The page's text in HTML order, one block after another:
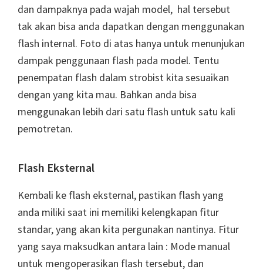
dan dampaknya pada wajah model, hal tersebut
tak akan bisa anda dapatkan dengan menggunakan
flash internal. Foto di atas hanya untuk menunjukan
dampak penggunaan flash pada model. Tentu
penempatan flash dalam strobist kita sesuaikan
dengan yang kita mau. Bahkan anda bisa
menggunakan lebih dari satu flash untuk satu kali
pemotretan.
Flash Eksternal
Kembali ke flash eksternal, pastikan flash yang
anda miliki saat ini memiliki kelengkapan fitur
standar, yang akan kita pergunakan nantinya. Fitur
yang saya maksudkan antara lain : Mode manual
untuk mengoperasikan flash tersebut, dan